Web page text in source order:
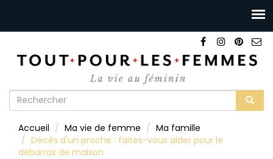
Formulaire
recherche
Accueil Ma vie de femme
Ma famille
Décès d'un proche : faites-vous aider pour le
débarras de maison